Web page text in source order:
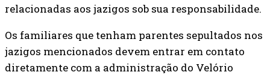
relacionadas aos jazigos sob sua responsabilidade.
Os familiares que tenham parentes sepultados nos
jazigos mencionados devem entrar em contato
diretamente com a administração do Velório